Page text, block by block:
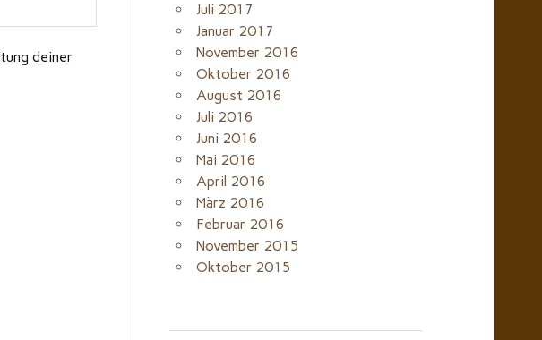
deiner
Juli 2017
Januar 2017
November 2016
Oktober 2016
August 2016
Juli 2016
Juni 2016
Mai 2016
April 2016
März 2016
Februar 2016
November 2015
Oktober 2015